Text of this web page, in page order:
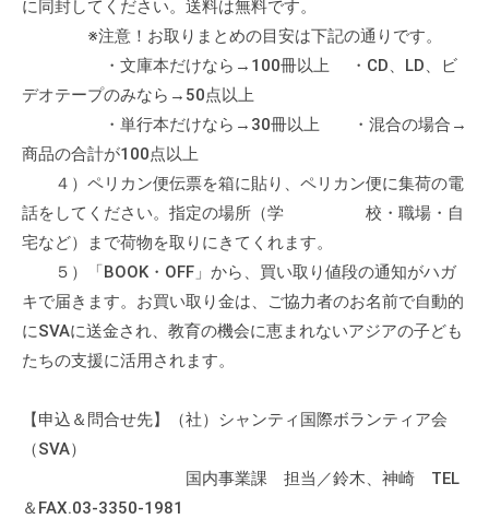
に同封してください。送料は無料です。
※注意！お取りまとめの目安は下記の通りです。
・文庫本だけなら→100冊以上 ・CD、LD、ビ
デオテープのみなら→50点以上
・単行本だけなら→30冊以上 ・混合の場合→
商品の合計が100点以上
４）ペリカン便伝票を箱に貼り、ペリカン便に集荷の電
話をしてください。指定の場所（学 校・職場・自
宅など）まで荷物を取りにきてくれます。
５）「BOOK・OFF」から、買い取り値段の通知がハガ
キで届きます。お買い取り金は、ご協力者のお名前で自動的
にSVAに送金され、教育の機会に恵まれないアジアの子ども
たちの支援に活用されます。
【申込＆問合せ先】（社）シャンティ国際ボランティア会
（SVA）
国内事業課 担当／鈴木、神崎 TEL
＆FAX.03-3350-1981